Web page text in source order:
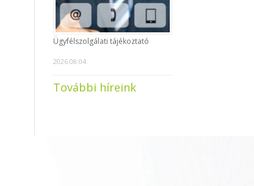
Ügyfélszolgálati tájékoztató
2026.08.04.
További híreink